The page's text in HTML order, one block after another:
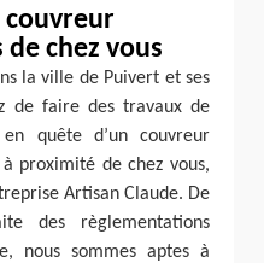
couvreur
chez vous
la ville de Puivert et ses
de faire des travaux de
quête d’un couvreur
proximité de chez vous,
Artisan Claude. De
des règlementations
nous sommes aptes à